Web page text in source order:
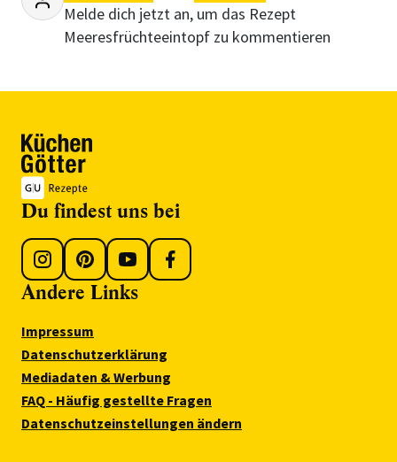
Melde dich jetzt an, um das Rezept
Meeresfrüchteeintopf zu kommentieren
Du findest uns bei
Andere Links
Impressum
Datenschutzerklärung
Mediadaten & Werbung
FAQ - Häufig gestellte Fragen
Datenschutzeinstellungen ändern